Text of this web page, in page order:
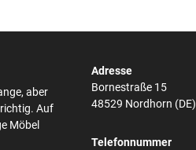
aber
Auf
Möbel
Adresse
Bornestraße 15
48529 Nordhorn (DE)
Telefonnummer